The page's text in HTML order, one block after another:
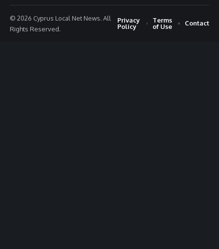
© 2026 Cyprus Local Net News. All
Rights Reserved.
Privacy
Policy
Terms
of Use
Contact